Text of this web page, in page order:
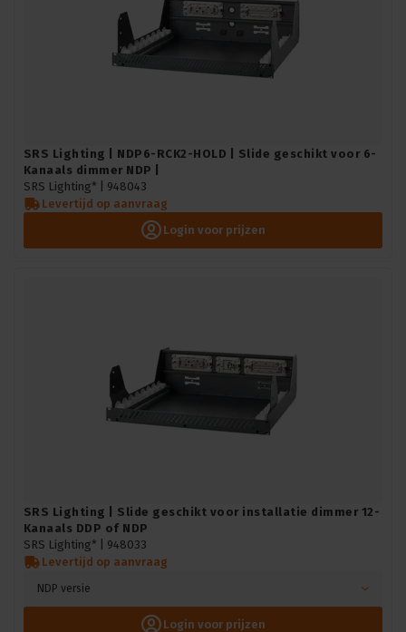
SRS Lighting | NDP6-RCK2-HOLD | Slide geschikt voor 6-
Kanaals dimmer NDP |
SRS Lighting* | 948043
Levertijd op aanvraag
Login voor prijzen
SRS Lighting | Slide geschikt voor installatie dimmer 12-
Kanaals DDP of NDP
SRS Lighting* | 948033
Levertijd op aanvraag
NDP versie
Login voor prijzen